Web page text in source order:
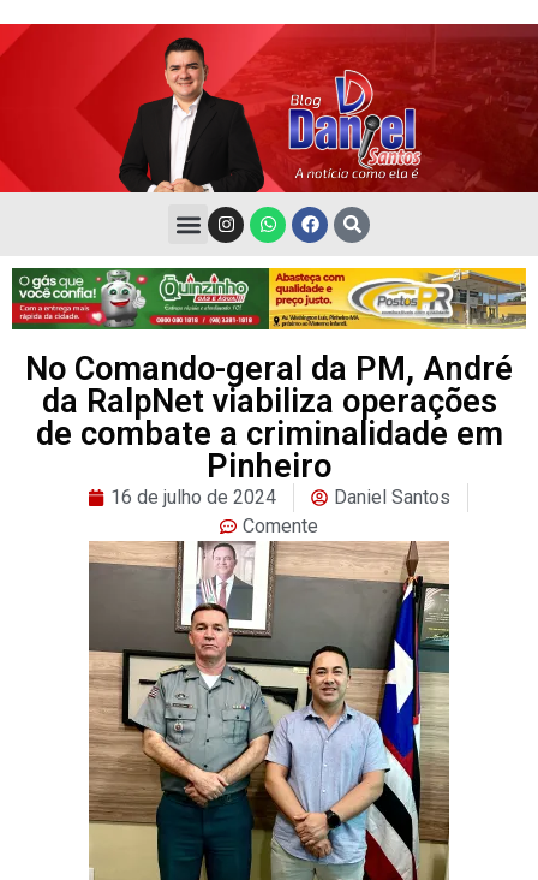
No Comando-geral da PM, André
da RalpNet viabiliza operações
de combate a criminalidade em
Pinheiro
16 de julho de 2024
Daniel Santos
Comente